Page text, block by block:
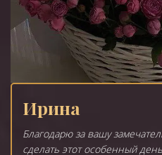
Ирина
Благодарю за вашу
сделать этот особенный